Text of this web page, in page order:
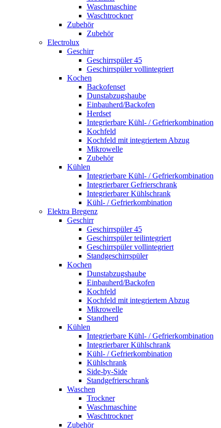
Waschmaschine
Waschtrockner
Zubehör
Zubehör
Electrolux
Geschirr
Geschirrspüler 45
Geschirrspüler vollintegriert
Kochen
Backofenset
Dunstabzugshaube
Einbauherd/Backofen
Herdset
Integrierbare Kühl- / Gefrierkombination
Kochfeld
Kochfeld mit integriertem Abzug
Mikrowelle
Zubehör
Kühlen
Integrierbare Kühl- / Gefrierkombination
Integrierbarer Gefrierschrank
Integrierbarer Kühlschrank
Kühl- / Gefrierkombination
Elektra Bregenz
Geschirr
Geschirrspüler 45
Geschirrspüler teilintegriert
Geschirrspüler vollintegriert
Standgeschirrspüler
Kochen
Dunstabzugshaube
Einbauherd/Backofen
Kochfeld
Kochfeld mit integriertem Abzug
Mikrowelle
Standherd
Kühlen
Integrierbare Kühl- / Gefrierkombination
Integrierbarer Kühlschrank
Kühl- / Gefrierkombination
Kühlschrank
Side-by-Side
Standgefrierschrank
Waschen
Trockner
Waschmaschine
Waschtrockner
Zubehör